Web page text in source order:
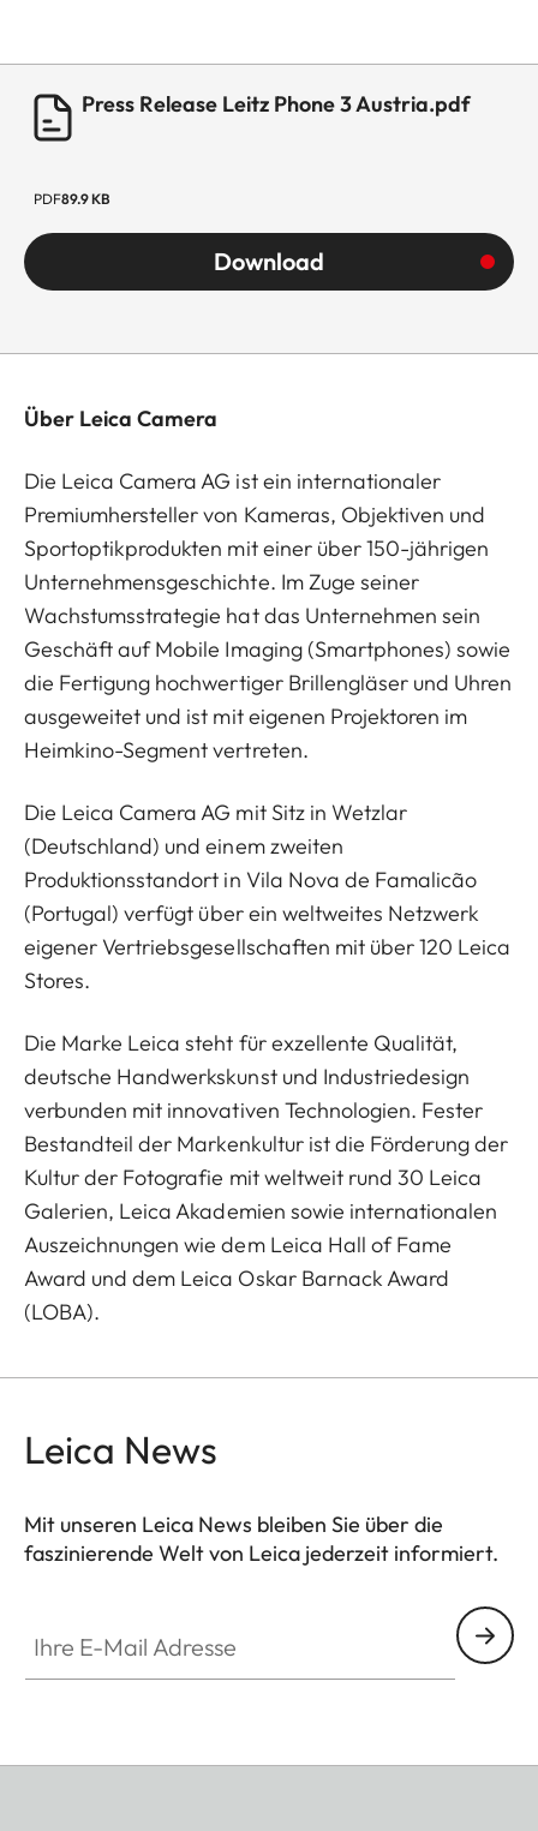
Press Release Leitz Phone 3 Austria.pdf
PDF89.9 KB
Download
Über Leica Camera
Die Leica Camera AG ist ein internationaler
Premiumhersteller von Kameras, Objektiven und
Sportoptikprodukten mit einer über 150-jährigen
Unternehmensgeschichte. Im Zuge seiner
Wachstumsstrategie hat das Unternehmen sein
Geschäft auf Mobile Imaging (Smartphones) sowie
die Fertigung hochwertiger Brillengläser und Uhren
ausgeweitet und ist mit eigenen Projektoren im
Heimkino-Segment vertreten.
Die Leica Camera AG mit Sitz in Wetzlar
(Deutschland) und einem zweiten
Produktionsstandort in Vila Nova de Famalicão
(Portugal) verfügt über ein weltweites Netzwerk
eigener Vertriebsgesellschaften mit über 120 Leica
Stores.
Die Marke Leica steht für exzellente Qualität,
deutsche Handwerkskunst und Industriedesign
verbunden mit innovativen Technologien. Fester
Bestandteil der Markenkultur ist die Förderung der
Kultur der Fotografie mit weltweit rund 30 Leica
Galerien, Leica Akademien sowie internationalen
Auszeichnungen wie dem Leica Hall of Fame
Award und dem Leica Oskar Barnack Award
(LOBA).
Leica News
Mit unseren Leica News bleiben Sie über die
faszinierende Welt von Leica jederzeit informiert.